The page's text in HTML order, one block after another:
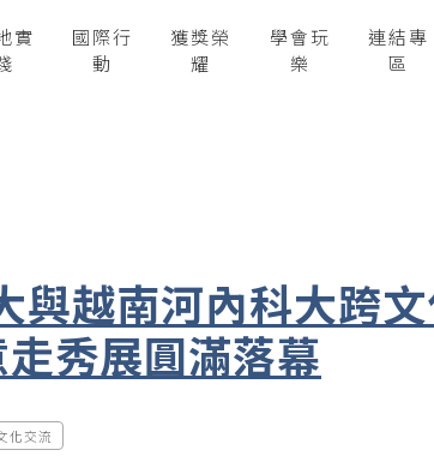
實
國際行
動
獲獎榮
耀
學會玩
樂
連結專
區
與越南河內科大跨
秀展圓滿落幕
化交流